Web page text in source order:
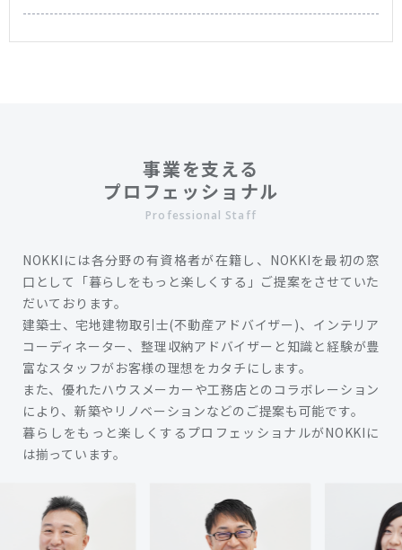
事業を支える
プロフェッショナル
Professional Staff
NOKKIには各分野の有資格者が在籍し、NOKKIを最初の窓
口として「暮らしをもっと楽しくする」ご提案をさせていた
だいております。
建築士、宅地建物取引士(不動産アドバイザー)、インテリア
コーディネーター、整理収納アドバイザーと知識と経験が豊
富なスタッフがお客様の理想をカタチにします。
また、優れたハウスメーカーや工務店とのコラボレーション
により、新築やリノベーションなどのご提案も可能です。
暮らしをもっと楽しくするプロフェッショナルがNOKKIに
は揃っています。